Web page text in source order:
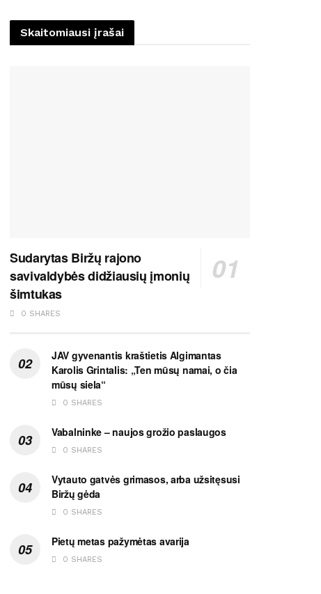
Skaitomiausi įrašai
Sudarytas Biržų rajono
savivaldybės didžiausių įmonių
šimtukas
0 SHARES
JAV gyvenantis kraštietis Algimantas
Karolis Grintalis: „Ten mūsų namai, o čia
mūsų siela“
0 SHARES
Vabalninke – naujos grožio paslaugos
0 SHARES
Vytauto gatvės grimasos, arba užsitęsusi
Biržų gėda
0 SHARES
Pietų metas pažymėtas avarija
0 SHARES